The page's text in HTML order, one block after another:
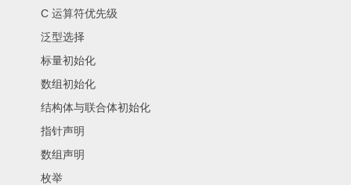
C 运算符优先级
泛型选择
标量初始化
数组初始化
结构体与联合体初始化
指针声明
数组声明
枚举